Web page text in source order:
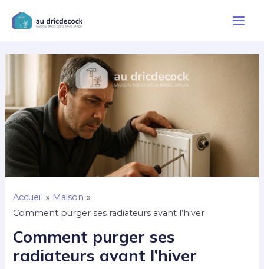
Menu
Accueil
Maison
Comment purger ses radiateurs avant l’hiver
Comment purger ses
radiateurs avant l’hiver